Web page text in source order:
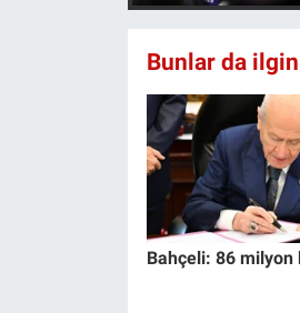
Bunlar da
Bahçeli: 86 milyon
Yerel Yaşam
Canlı Yayın